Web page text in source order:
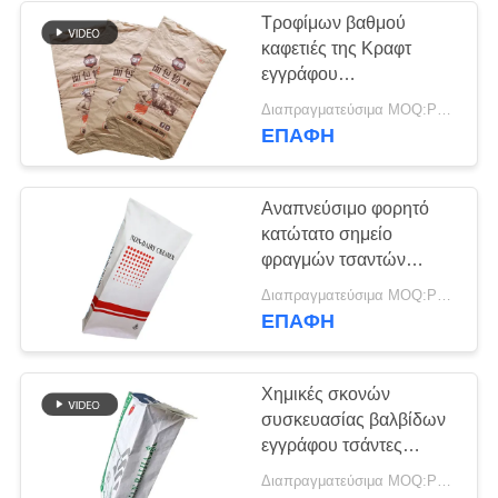
Τσάντες κατώτατου
εγγράφου
τσιμπήματος
Συγκολλημένες με
θερμότητα τσάντες
εγγράφου
118
Τροφίμων βαθμού
καφετιές της Κραφτ
εγγράφου
συσκευάζοντας τσαντών
ισχυρές τσάντες
ΕΠΑΦΉ
Αναπνεύσιμο φορητό
κατώτατο σημείο
φραγμών τσαντών
εγγράφου πολυ τοίχος
Κραφτ με το
Διαπραγματεύσιμα MOQ:PC 5000
ΕΠΑΦΉ
Χημικές σκονών
συσκευασίας βαλβίδων
εγγράφου τσάντες
εγγράφου επίπεδων
Διαπραγματεύσιμα MOQ:PC 5000